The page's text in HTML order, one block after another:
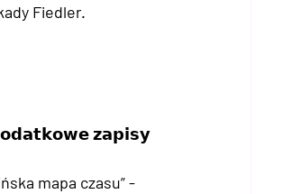
Fiedler.
𝗱𝗼𝗱𝗮𝘁𝗸𝗼𝘄𝗲 𝘇𝗮𝗽𝗶𝘀𝘆
mapa czasu” -